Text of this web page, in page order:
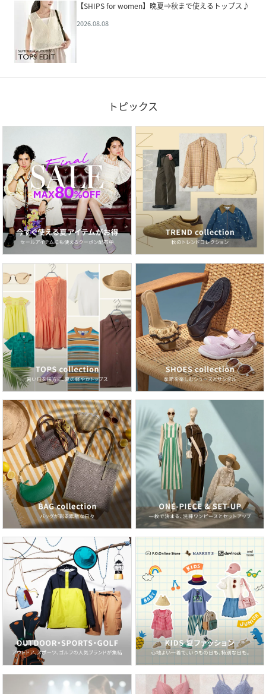
【SHIPS for women】晩夏⇒秋まで使えるトップス♪
2026.08.08
トピックス